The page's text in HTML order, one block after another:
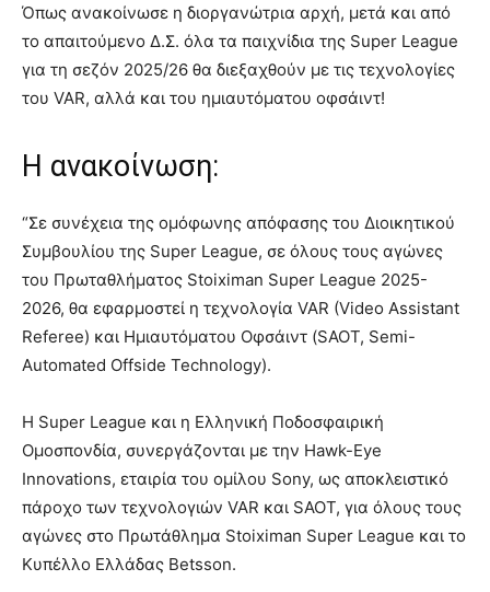
Όπως ανακοίνωσε η διοργανώτρια αρχή, μετά και από
το απαιτούμενο Δ.Σ. όλα τα παιχνίδια της Super League
για τη σεζόν 2025/26 θα διεξαχθούν με τις τεχνολογίες
του VAR, αλλά και του ημιαυτόματου οφσάιντ!
H ανακοίνωση:
“Σε συνέχεια της ομόφωνης απόφασης του Διοικητικού
Συμβουλίου της Super League, σε όλους τους αγώνες
του Πρωταθλήματος Stoiximan Super League 2025-
2026, θα εφαρμοστεί η τεχνολογία VAR (Video Assistant
Referee) και Ημιαυτόματου Οφσάιντ (SAOT, Semi-
Automated Offside Technology).
H Super League και η Ελληνική Ποδοσφαιρική
Ομοσπονδία, συνεργάζονται με την Hawk-Eye
Innovations, εταιρία του ομίλου Sony, ως αποκλειστικό
πάροχο των τεχνολογιών VAR και SAOT, για όλους τους
αγώνες στο Πρωτάθλημα Stoiximan Super League και το
Κυπέλλο Ελλάδας Betsson.